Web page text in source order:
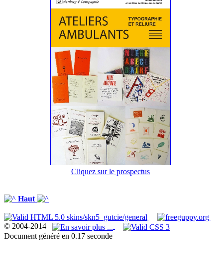
Cliquez sur le prospectus
Haut
© 2004-2014
Document généré en 0.17 seconde